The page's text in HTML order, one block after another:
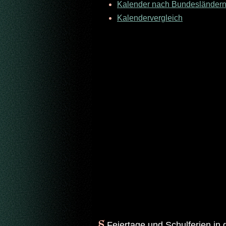
Kalender nach Bundesländern
Kalendervergleich